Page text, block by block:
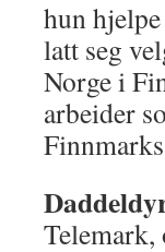
hun
latt seg
Norge i
arbeider
Telemark,